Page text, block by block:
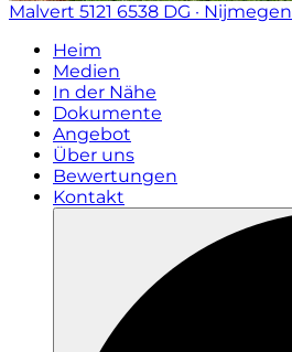
Malvert 5121 6538 DG · Nijmegen
Heim
Medien
In der Nähe
Dokumente
Angebot
Über uns
Bewertungen
Kontakt